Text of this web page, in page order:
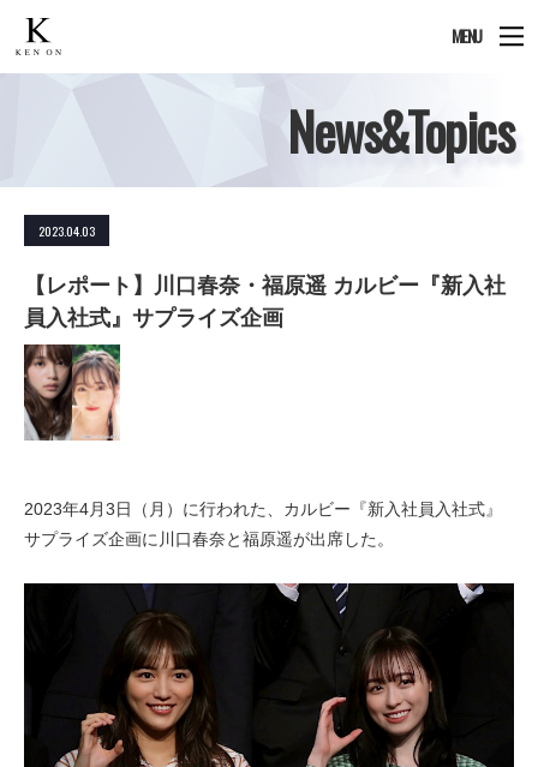
MENU
News&Topics
2023.04.03
【レポート】川口春奈・福原遥 カルビー『新入社
員入社式』サプライズ企画
2023年4月3日（月）に行われた、カルビー『新入社員入社式』
サプライズ企画に川口春奈と福原遥が出席した。